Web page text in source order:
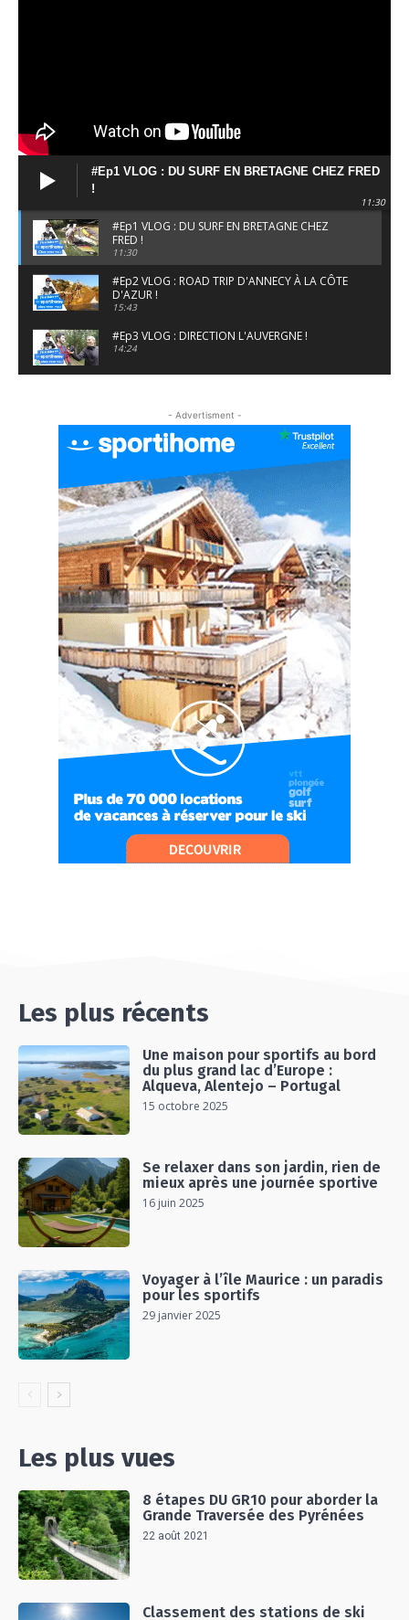
#Ep1 VLOG : DU SURF EN BRETAGNE CHEZ FRED
!
11:30
#Ep1 VLOG : DU SURF EN BRETAGNE CHEZ
FRED !
11:30
#Ep2 VLOG : ROAD TRIP D'ANNECY À LA CÔTE
D'AZUR !
15:43
#Ep3 VLOG : DIRECTION L'AUVERGNE !
14:24
#EP6 VLOG : SKI & RANDONNÉE DANS LES
ALPES
#EP7 VLOG : DE LA RAQUETTE EN PLEIN MILIEU
DU BEAUFORTAIN
04:09
#Ep8 VLOG : DÉCOUVERTE DU VERCORS ET DU
BASSIN GRENOBLOIS !
09:04
#Ep9 VLOG : UN SPORTIHOME CHEZ
SPORTIHOME !
07:21
#Ep10 VLOG : UN SEJOUR SPORTIF PROCHE DE
PARIS !
07:37
#Ep11 VLOG : SÉJOUR AU BORD DE LA SAÔNE
ET AU LAC D’AIGUEBELETTE
05:55
#Ep12 VLOG : ANNECY, ENTRE LAC ET
06:26
UN SÉJOUR SPORT & NATURE
07:19
- Advertisment -
Les plus récents
Une maison pour sportifs au bord
du plus grand lac d’Europe :
Alqueva, Alentejo – Portugal
15 octobre 2025
Se relaxer dans son jardin, rien de
mieux après une journée sportive
16 juin 2025
Voyager à l’île Maurice : un paradis
pour les sportifs
29 janvier 2025
Les plus vues
8 étapes DU GR10 pour aborder la
Grande Traversée des Pyrénées
22 août 2021
Classement des stations de ski